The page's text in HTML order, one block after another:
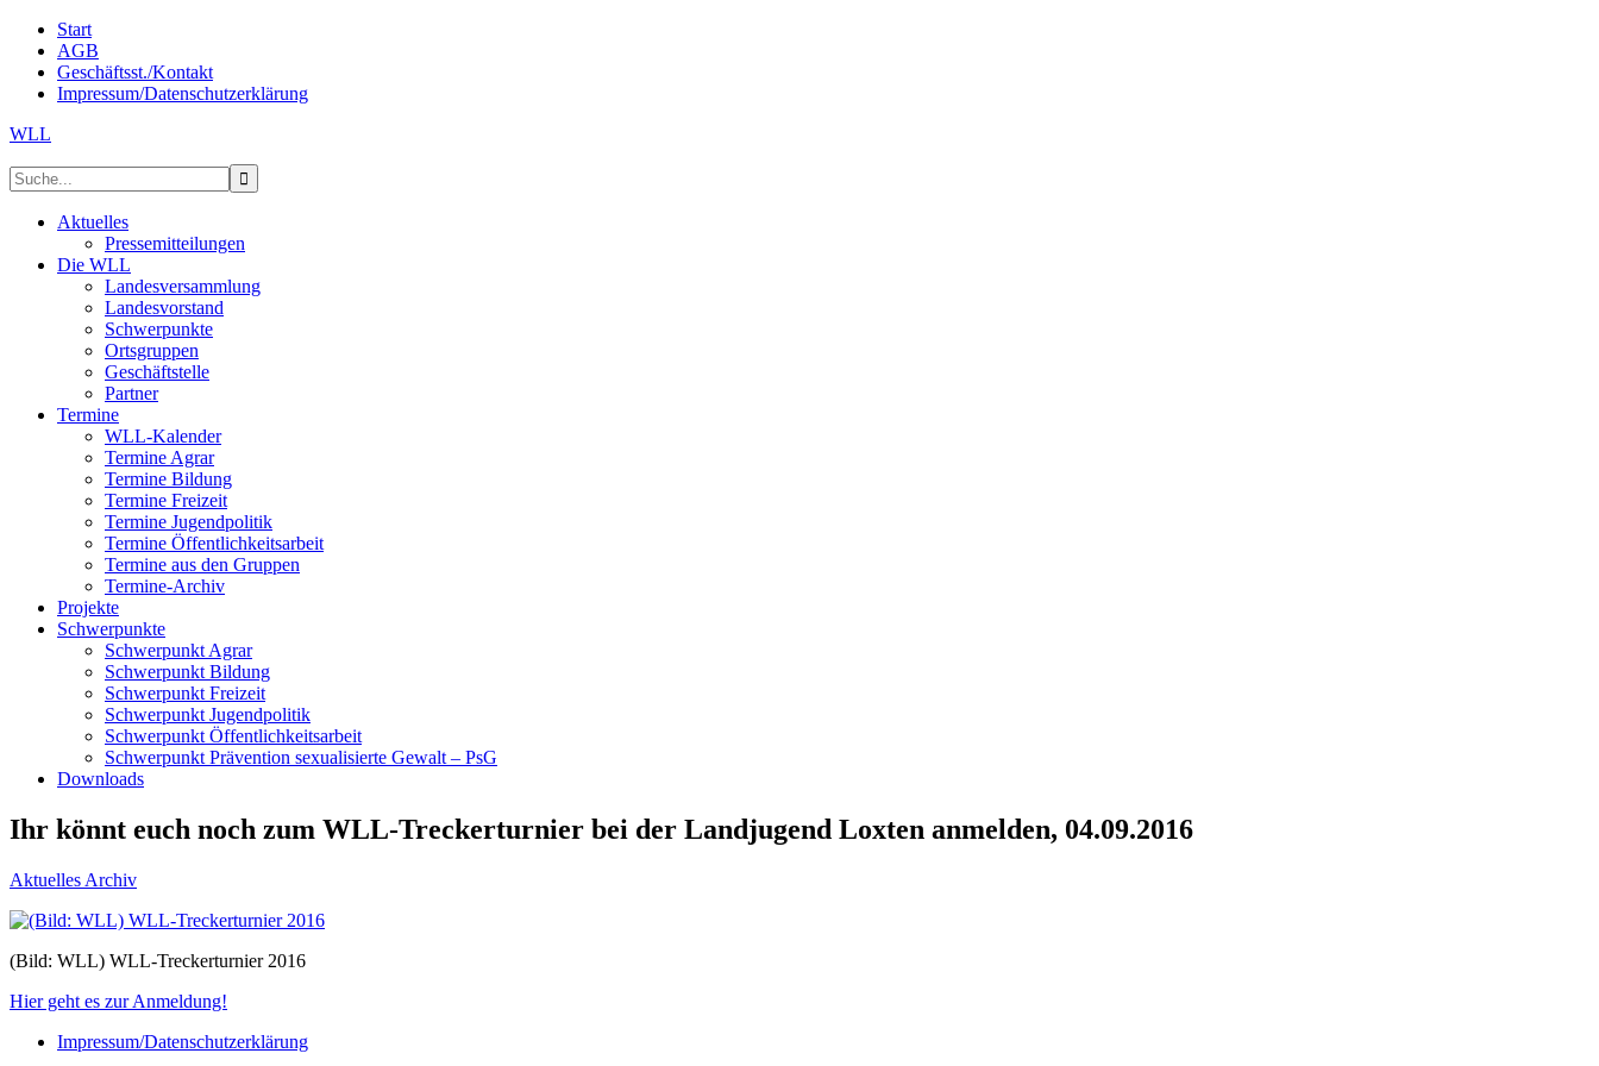
Start
AGB
Geschäftsst./Kontakt
Impressum/Datenschutzerklärung
WLL
Aktuelles
Pressemitteilungen
Die WLL
Landesversammlung
Landesvorstand
Schwerpunkte
Ortsgruppen
Geschäftstelle
Partner
Termine
WLL-Kalender
Termine Agrar
Termine Bildung
Termine Freizeit
Termine Jugendpolitik
Termine Öffentlichkeitsarbeit
Termine aus den Gruppen
Termine-Archiv
Projekte
Schwerpunkte
Schwerpunkt Agrar
Schwerpunkt Bildung
Schwerpunkt Freizeit
Schwerpunkt Jugendpolitik
Schwerpunkt Öffentlichkeitsarbeit
Schwerpunkt Prävention sexualisierte Gewalt – PsG
Downloads
Ihr könnt euch noch zum WLL-Treckerturnier bei der Landjugend Loxten anmelden, 04.09.2016
Aktuelles Archiv
(Bild: WLL) WLL-Treckerturnier 2016
Hier geht es zur Anmeldung!
Impressum/Datenschutzerklärung